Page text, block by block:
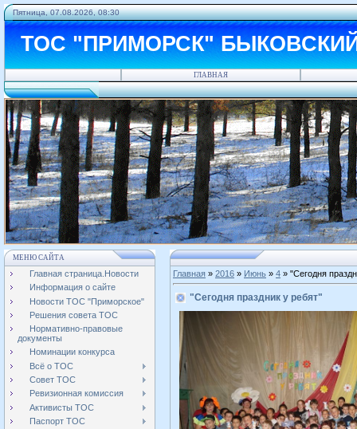
Пятница, 07.08.2026, 08:30
ТОС "ПРИМОРСК"
ГЛАВНАЯ
МЕНЮ САЙТА
Главная страница.Новости
Информация о сайте
Новости ТОС "Приморское"
Решения совета ТОС
Нормативно-правовые
документы
Номинации конкурса
Всё о ТОС
Совет ТОС
Ревизионная комиссия
Активисты ТОС
Паспорт ТОС
Главная » 2016 » Июнь » 4 » "Сегодня
"Сегодня праздник у ребят"